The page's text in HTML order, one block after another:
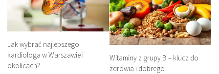
Jak wybrać najlepszego
kardiologa w Warszawie i
okolicach?
Witaminy z grupy B – klucz do
zdrowia i dobrego